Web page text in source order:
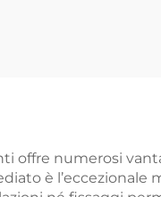
offre numerosi
è l’eccezionale